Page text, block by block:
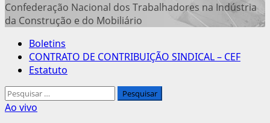
Confederação Nacional dos Trabalhadores na Indústria
da Construção e do Mobiliário
Menu
principal
Boletins
CONTRATO DE CONTRIBUIÇÃO SINDICAL – CEF
Estatuto
Pesquisar
por:
Ao vivo